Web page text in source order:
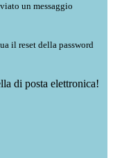
un messaggio
il reset della password
di posta elettronica!